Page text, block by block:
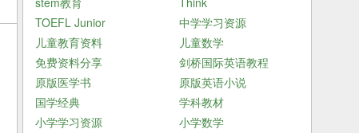
TOEFL Junior
中学学习资源
儿童教育资料
儿童数学
免费资料分享
剑桥国际英语教程
原版医学书
原版英语小说
国学经典
学科教材
小学学习资源
小学数学